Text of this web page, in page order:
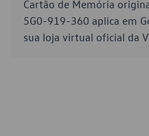
Cartão de Memória
5G0-919-360 aplica em
sua loja virtual oficial da